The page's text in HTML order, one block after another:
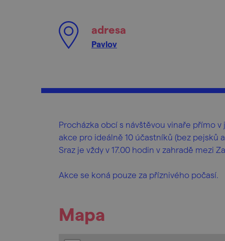
adresa
Pavlov
Procházka obcí s návštěvou vinaře přímo
akce pro ideálně 10 účastníků (bez pejsků
Sraz je vždy v 17.00 hodin v zahradě mezi
Akce se koná pouze za příznivého počasí.
Mapa